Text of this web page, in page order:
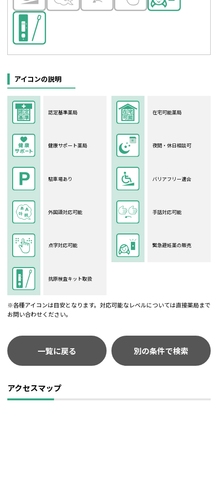
アイコンの説明
認定基準薬局 在宅可能薬局
健康サポート薬局 夜間・休日相談可
駐車場あり バリアフリー適合
外国語対応可能 手話対応可能
点字対応可能 緊急避妊薬の販売
抗原検査キット取扱
※各種アイコンは目安となります。対応可能なレベルについては直接薬局まで
お問い合わせください。
一覧に戻る 別の条件で検索
アクセスマップ